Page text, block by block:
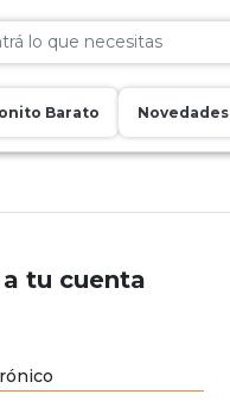
Barato Novedades
tu cuenta